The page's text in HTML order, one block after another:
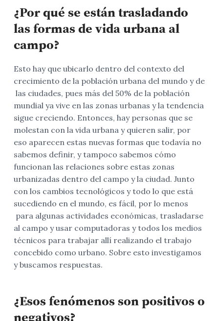
¿Por qué se están trasladando
las formas de vida urbana al
campo?
Esto hay que ubicarlo dentro del contexto del
crecimiento de la población urbana del mundo y de
las ciudades, pues más del 50% de la población
mundial ya vive en las zonas urbanas y la tendencia
sigue creciendo. Entonces, hay personas que se
molestan con la vida urbana y quieren salir, por
eso aparecen estas nuevas formas que todavía no
sabemos definir, y tampoco sabemos cómo
funcionan las relaciones sobre estas zonas
urbanizadas dentro del campo y la ciudad. Junto
con los cambios tecnológicos y todo lo que está
sucediendo en el mundo, es fácil, por lo menos
para algunas actividades económicas, trasladarse
al campo y usar computadoras y todos los medios
técnicos para trabajar allí realizando el trabajo
concebido como urbano. Sobre esto investigamos
y buscamos respuestas.
¿Esos fenómenos son positivos o
negativos?